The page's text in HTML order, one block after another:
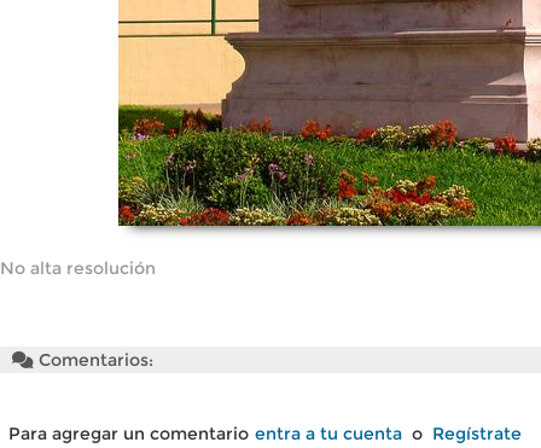
No alta resolución
Comentarios:
Para agregar un comentario entra a tu cuenta o Regístrate